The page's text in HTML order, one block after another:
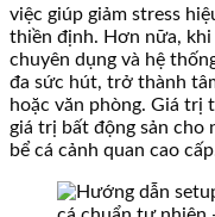
việc giúp giảm stress
thiền định. Hơn nữa,
chuyên dụng và hệ
đa sức hút, trở thành
hoặc văn phòng. Giá trị
giá trị bất động sản cho
bể cá cảnh quan cao